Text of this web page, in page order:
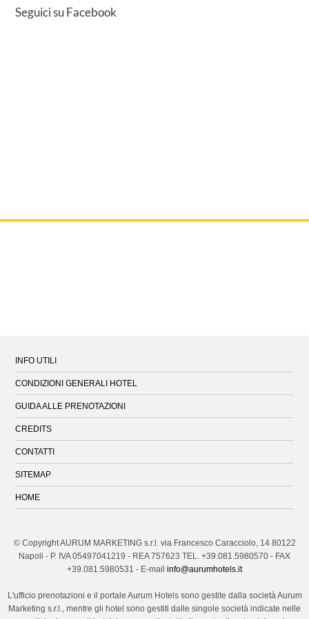
Seguici su Facebook
INFO UTILI
CONDIZIONI GENERALI HOTEL
GUIDA ALLE PRENOTAZIONI
CREDITS
CONTATTI
SITEMAP
HOME
© Copyright AURUM MARKETING s.r.l. via Francesco Caracciolo, 14 80122
Napoli - P. IVA 05497041219 - REA 757623 TEL. +39.081.5980570 - FAX
+39.081.5980531 - E-mail info@aurumhotels.it
L'ufficio prenotazioni e il portale Aurum Hotels sono gestite dalla società Aurum
Marketing s.r.l., mentre gli hotel sono gestiti dalle singole società indicate nelle